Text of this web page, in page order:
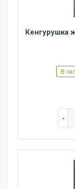
Кенгурушка
В